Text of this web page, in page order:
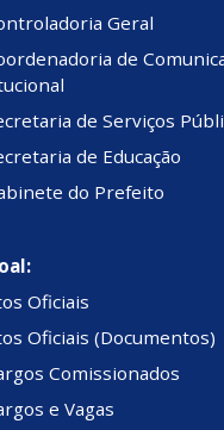
Geral
de
de Serviços
de Educação
do Prefeito
Oficiais
Oficiais (Documentos)
Comissionados
e Vagas